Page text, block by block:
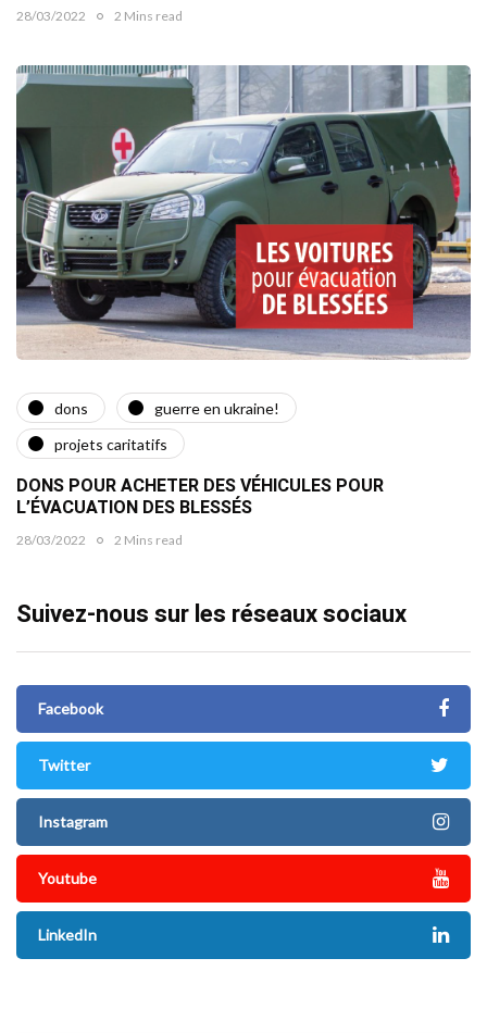
28/03/2022 2 Mins read
dons
guerre en ukraine!
projets caritatifs
DONS POUR ACHETER DES VÉHICULES POUR
L’ÉVACUATION DES BLESSÉS
28/03/2022 2 Mins read
Suivez-nous sur les réseaux sociaux
Facebook
Twitter
Instagram
Youtube
LinkedIn